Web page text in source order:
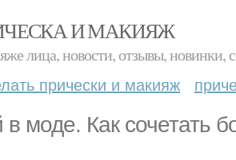
И МАКИЯЖ
лица, новости, отзывы, новинки,
прически и макияж
моде. Как сочетать